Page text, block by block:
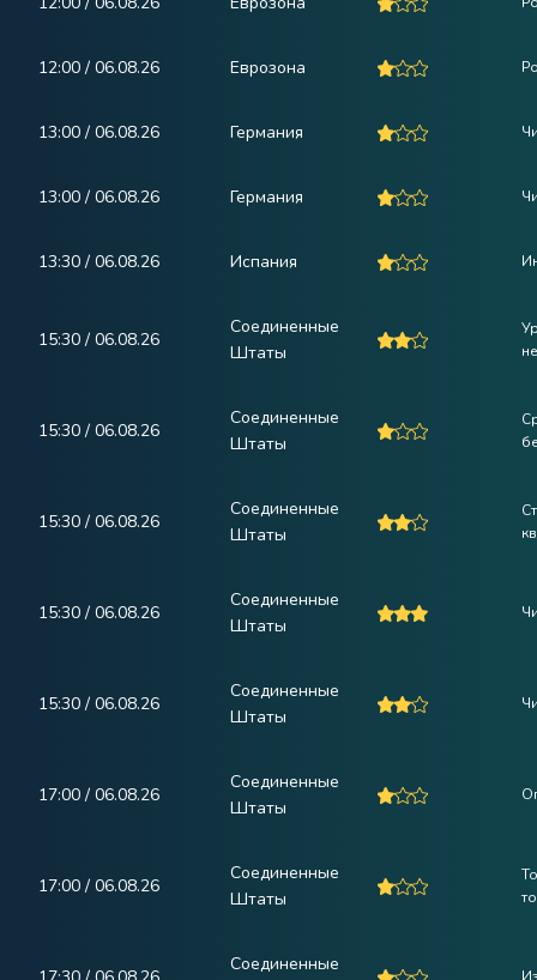
12:00 / 06.08.26 Еврозона
13:00 / 06.08.26 Германия
13:00 / 06.08.26 Германия
13:30 / 06.08.26 Испания
15:30 / 06.08.26
Соединенные
Штаты
15:30 / 06.08.26
Соединенные
Штаты
15:30 / 06.08.26
Соединенные
Штаты
15:30 / 06.08.26
Соединенные
Штаты
15:30 / 06.08.26
Соединенные
Штаты
17:00 / 06.08.26
Соединенные
Штаты
17:00 / 06.08.26
Соединенные
Штаты
Соединенные